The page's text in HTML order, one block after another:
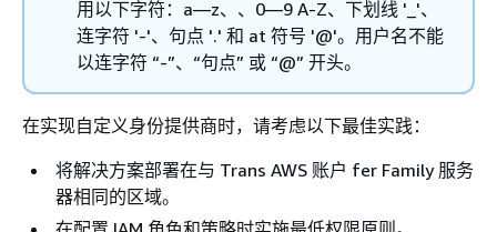
用以下字符：a—z、、0—9 A-Z、下划线 '_'、
连字符 '-'、句点 '.' 和 at 符号 '@'。用户名不能
以连字符 “-”、“句点” 或 “@” 开头。
在实现自定义身份提供商时，请考虑以下最佳实践：
将解决方案部署在与 Trans AWS 账户 fer Family 服务
器相同的区域。